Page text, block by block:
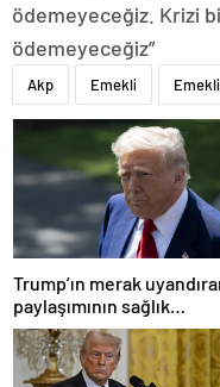
ödemeyeceğiz. Krizi
ödemeyeceğiz”
Akp Emekli
Trump’ın merak
paylaşımının sağlık
sistemiyle ilgili
olduğu anlaşıldı